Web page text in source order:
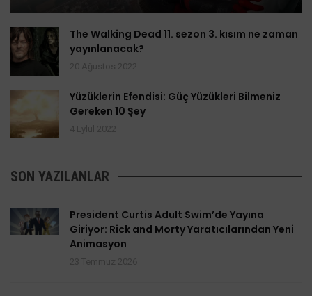
The Walking Dead 11. sezon 3. kısım ne zaman
yayınlanacak?
Yüzüklerin Efendisi: Güç Yüzükleri Bilmeniz
Gereken 10 Şey
SON YAZILANLAR
President Curtis Adult Swim’de Yayına
Giriyor: Rick and Morty Yaratıcılarından Yeni
Animasyon